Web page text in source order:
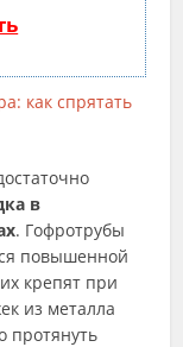
как спрятать
в
. Гофротрубы
повышенной
крепят при
из металла
протянуть